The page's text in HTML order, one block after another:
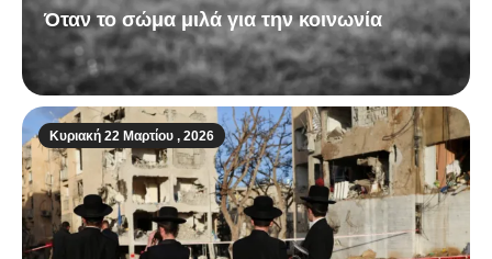
Όταν το σώμα μιλά για την κοινωνία
Κυριακή 22 Μαρτίου , 2026